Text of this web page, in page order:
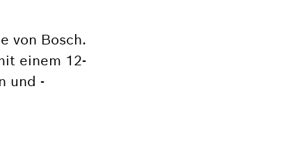
von Bosch.
einem 12-
und -